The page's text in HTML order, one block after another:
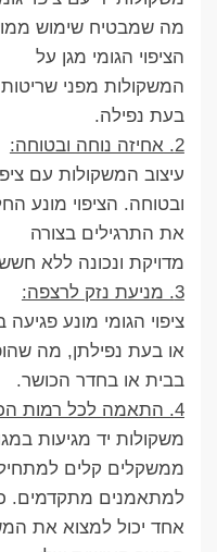
מה שמבטיח שימוש
הציפוי הגומי מגן על
המשקולות מפני
בעת נפילה.
2. אחיזה נוחה ובטוחה:
עיצוב המשקולות עם
ובטוחה. הציפוי מונע
את התרגילים בצורה
מדויקת ונכונה ללא
3. מניעת נזק לרצפה:
ציפוי הגומי מונע
או בעת נפילתן, מה
בבית או בחדר הכושר.
4. התאמה לכל רמות הכושר:
משקולות יד מגיעות
ממשקלים קלים
למתאמנים מתקדמים.
אחד יכול למצוא את